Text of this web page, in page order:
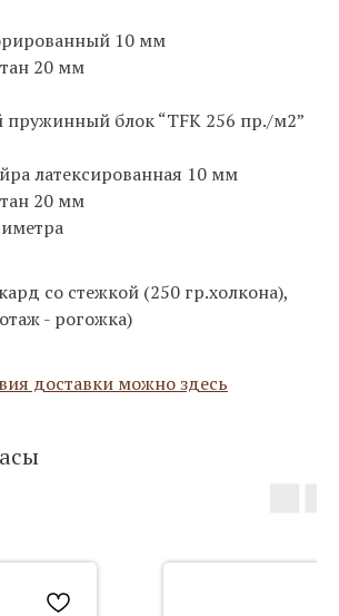
10 мм
20 мм
блок “TFK 256 пр./м2”
латексированная 10 мм
20 мм
со стежкой (250 гр.холкона),
- рогожка)
доставки можно здесь